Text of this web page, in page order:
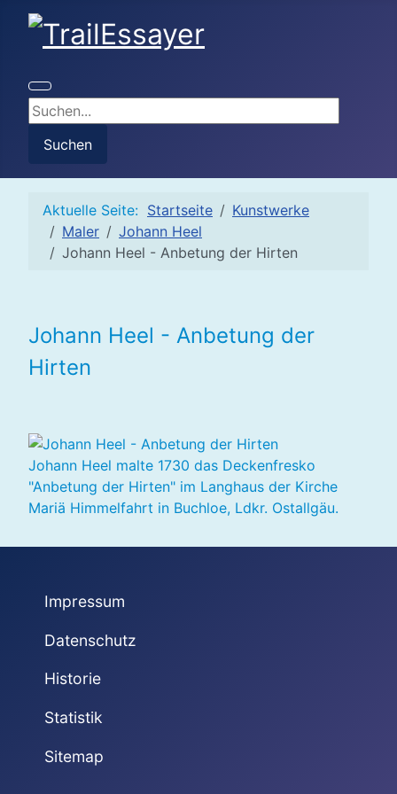
Suchen...
Suchen
Aktuelle Seite: Startseite
Kunstwerke
Maler
Johann Heel
Johann Heel - Anbetung der Hirten
Johann Heel - Anbetung der
Hirten
Johann Heel malte 1730 das Deckenfresko
"Anbetung der Hirten" im Langhaus der Kirche
Mariä Himmelfahrt in Buchloe, Ldkr. Ostallgäu.
Impressum
Datenschutz
Historie
Statistik
Sitemap